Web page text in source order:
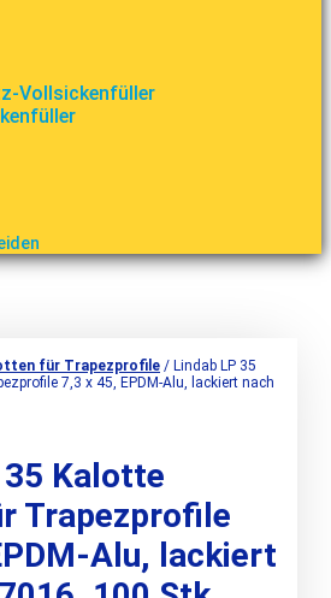
Vollsickenfüller
für Trapezprofile / Lindab LP 35
7,3 x 45, EPDM-Alu, lackiert nach
Kalotte
Trapezprofile
Alu, lackiert